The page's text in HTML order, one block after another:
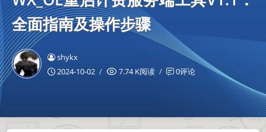
全面指南及操作步骤
shykx
2024-10-02
7.74 K阅读 0评论